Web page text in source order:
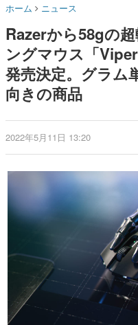
ゲームに多大な
日本のコンテン
画です。
日本モバイ
日本のモバイ
ルを網羅する
解説を掲載。約
『うつヌケ』
一先生によるゲ
なんでゲー
ゲーム開発者・
具体的な形から
ゲームが変
「経験値」「
の起源や用法
イニーP氏が徹
カテゴリ
『Moonlighter 2』の9月2日正
ーン
ホーム ニュース
Razerから58gの
ングマウス「
発売決定。グラム
向きの商品
2022年5月11日 13:20